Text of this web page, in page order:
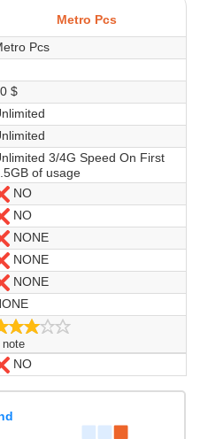
Metro Pcs
Pcs
$
3/4G Speed On First
of usage
Non
NO
Non
NO
Non
NONE
Non
NONE
Non
NONE
3.0/5
note
Non
NO